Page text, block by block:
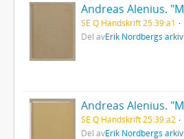
SE Q Handskrift 25:39:a1
Del avErik Nordbergs arkiv
SE Q Handskrift 25:39:a2
Del avErik Nordbergs arkiv